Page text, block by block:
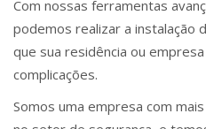
Com nossas ferramentas
podemos realizar a instalação
que sua residência ou
complicações.
Somos uma empresa com